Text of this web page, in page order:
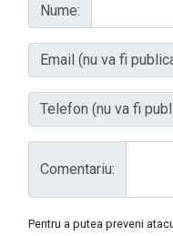
Nume:
Email (nu va fi
Telefon (nu va fi
Comentariu:
Pentru a putea preveni